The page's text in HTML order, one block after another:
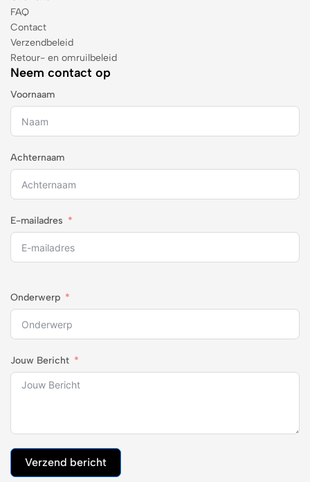
FAQ
Contact
Verzendbeleid
Retour- en omruilbeleid
Neem contact op
Voornaam
Achternaam
E-mailadres
Onderwerp
Jouw Bericht
Verzend bericht